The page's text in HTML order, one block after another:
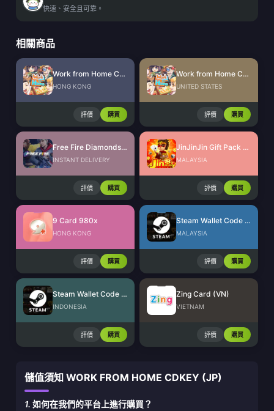
快速、安全且可靠。
相關商品
Work from Home CdKey (HK)
HONG KONG
評價 購買
Work from Home CdKey (US)
UNITED STATES
評價 購買
Free Fire Diamonds EU + TR
INSTANT DELIVERY
評價 購買
JinJinJin Gift Pack Redeem Code
MALAYSIA
評價 購買
9 Card 980x
HONG KONG
評價 購買
Steam Wallet Code (MYR)
MALAYSIA
評價 購買
Steam Wallet Code (IDR)
INDONESIA
評價 購買
Zing Card (VN)
VIETNAM
評價 購買
儲值須知 WORK FROM HOME CDKEY (JP)
1. 如何在我們的平台上進行購買？